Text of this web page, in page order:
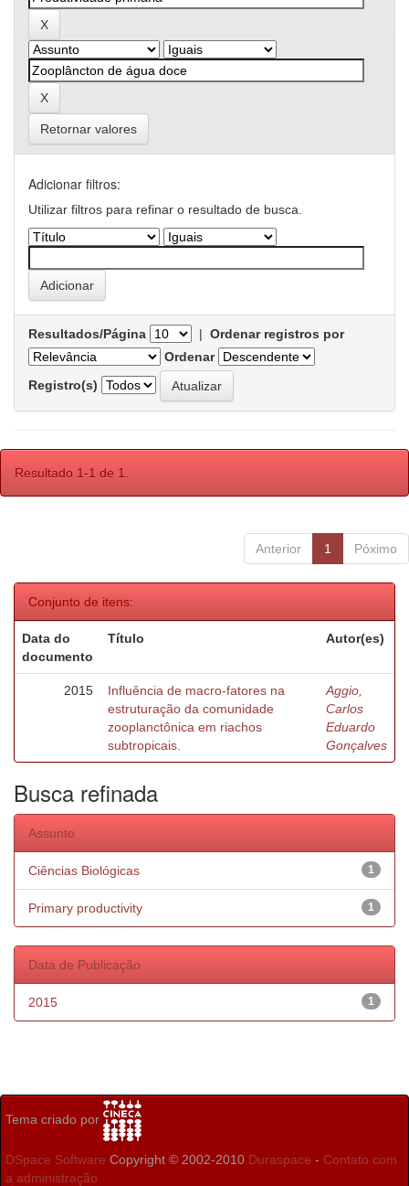
Retornar valores
Adicionar filtros:
Utilizar filtros para refinar o resultado de busca.
Resultados/Página | Ordenar registros por
Ordenar
Registro(s)
Resultado 1-1 de 1.
Anterior 1 Póximo
Conjunto de itens:
Data do
documento
Título Autor(es)
2015
Influência de macro-fatores na
estruturação da comunidade
zooplanctônica em riachos
subtropicais.
Aggio,
Carlos
Eduardo
Gonçalves
Busca refinada
Assunto
1
Ciências Biológicas
1
Primary productivity
Data de Publicação
1
2015
Tema criado por
DSpace Software Copyright © 2002-2010 Duraspace - Contato com
a administração